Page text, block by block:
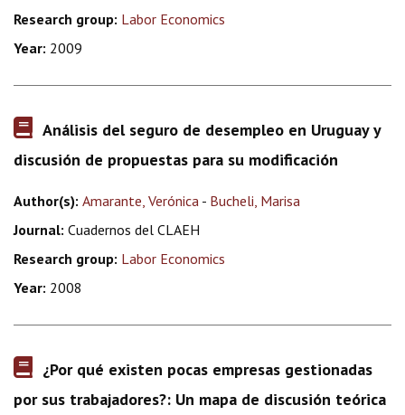
Research group: Labor Economics
Year: 2009
Análisis del seguro de desempleo en Uruguay y
discusión de propuestas para su modificación
Author(s): Amarante, Verónica - Bucheli, Marisa
Journal: Cuadernos del CLAEH
Research group: Labor Economics
Year: 2008
¿Por qué existen pocas empresas gestionadas
por sus trabajadores?: Un mapa de discusión teórica